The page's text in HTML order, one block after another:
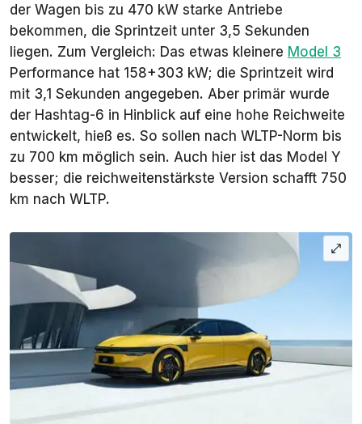
der Wagen bis zu 470 kW starke Antriebe
bekommen, die Sprintzeit unter 3,5 Sekunden
liegen. Zum Vergleich: Das etwas kleinere Model 3
Performance hat 158+303 kW; die Sprintzeit wird
mit 3,1 Sekunden angegeben. Aber primär wurde
der Hashtag-6 in Hinblick auf eine hohe Reichweite
entwickelt, hieß es. So sollen nach WLTP-Norm bis
zu 700 km möglich sein. Auch hier ist das Model Y
besser; die reichweitenstärkste Version schafft 750
km nach WLTP.